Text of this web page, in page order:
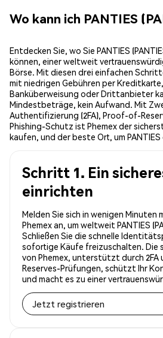
Wo kann ich PANTIES
Entdecken Sie, wo Sie PANTIES
können, einer weltweit
Börse. Mit diesen drei einfachen
mit niedrigen Gebühren per
Banküberweisung oder Drittanbieter
Mindestbeträge, kein Aufwand. Mit
Authentifizierung (2FA), Proof-of-
Phishing-Schutz ist Phemex der
kaufen, und der beste Ort, um
Schritt 1. Ein
einrichten
Melden Sie sich in wenigen Minuten
Phemex an, um weltweit PANTIES
Schließen Sie die schnelle
sofortige Käufe freizuschalten. Die
von Phemex, unterstützt durch
Reserves-Prüfungen, schützt Ihr
und macht es zu einer
Jetzt registrieren